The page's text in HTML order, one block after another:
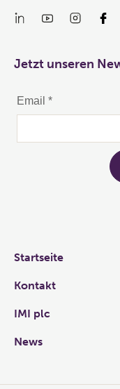
Links
Startseite
Kontakt
IMI plc
News
Jetzt unseren